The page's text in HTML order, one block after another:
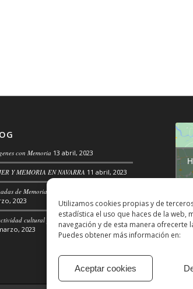
Utilizamos cookies propias y de
estadística el uso que haces de la web,
navegación y de esta manera ofrecerte
Puedes obtener más información en:
Aceptar cookies
con Memoria 13 abril, 2023
Y MEMORIA EN NAVARRA 11 abril, 2023
de Memoria, Convivencia y DDHH
2023
cultural para la transformación social
2023